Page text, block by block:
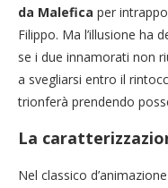
da Malefica per
Filippo. Ma l’illusione ha
se i due innamorati non
a svegliarsi entro il
trionferà prendendo
La
Nel classico